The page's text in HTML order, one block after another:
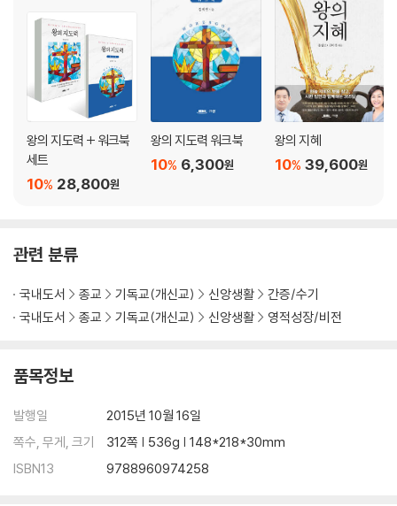
성령의 외적 음성
하나님의 음성을 듣는 삶 - 아브라함의 경우
PART 4 하나님의 음성을 들으려면
어떤 준비가 필요한가
chapter 8 하나님의 음성을 듣기 위한 준비(1)
예수 그리스도를 주인으로 모셔라
깨끗한 마음을 가지라
chapter 9 하나님의 음성을 듣기 위한 준비(2)
믿음으로 행하라
기다리며 들으라
듣는 연습을 하라
부록
하나님의 음성을 들을 때 일어나는 결과
왕의 지도력 + 워크북
세트
28,800원
10%
왕의 지도력 워크북
6,300원
10%
왕의 지혜
39,600원
10%
관련 분류
국내도서 종교 기독교(개신교) 신앙생활
간증/수기
국내도서
종교 기독교(개신교) 신앙생활 영적성장/비전
품목정보
발행일
2015년 10월 16일
쪽수, 무게, 크기
312쪽 | 536g | 148*218*30mm
ISBN13
9788960974258